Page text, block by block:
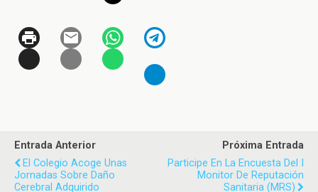
Entrada Anterior
El Colegio Acoge Unas
Jornadas Sobre Daño
Cerebral Adquirido
Próxima Entrada
Participe En La Encuesta Del I
Monitor De Reputación
Sanitaria (MRS)